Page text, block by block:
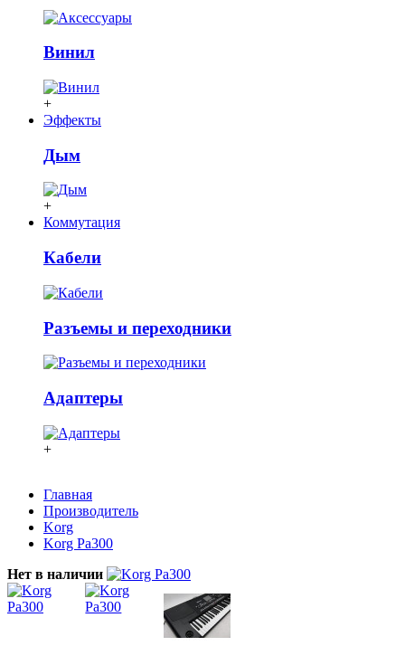
Винил
+
Эффекты
Дым
+
Коммутация
Кабели
Разъемы и переходники
Адаптеры
+
Главная
Производитель
Korg
Korg Pa300
Нет в наличии